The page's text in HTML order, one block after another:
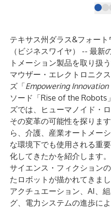
テキサス州ダラス&フォート
（ビジネスワイヤ） -- 最
トメーション製品を取り扱
マウザー・エレクトロニクス
ズ「Empowering
ソード「Rise of the Robots
ズでは、ヒューマノイド・
その変革の可能性を探りま
ら、介護、産業オートメー
な環境下でも使用される重
化してきたかを紹介します。
サイエンス・フィクション
たロボットが描かれてきま
アクチュエーション、AI、
グ、電力システムの進歩に